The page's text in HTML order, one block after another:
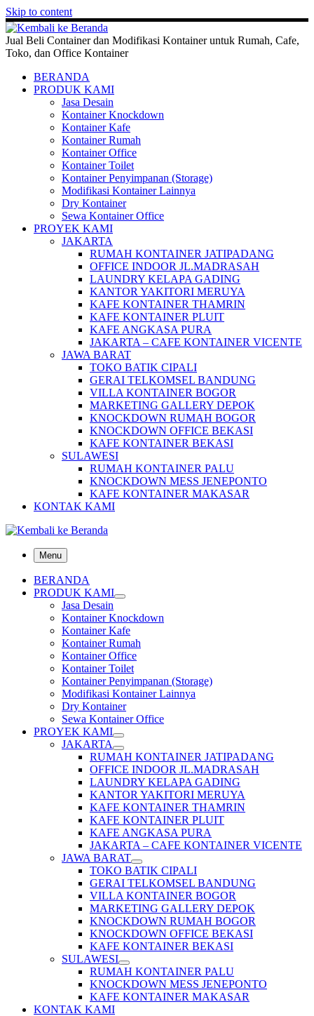
Skip to content
Jual Beli Container dan Modifikasi Kontainer untuk Rumah, Cafe,
Toko, dan Office Kontainer
BERANDA
PRODUK KAMI
Jasa Desain
Kontainer Knockdown
Kontainer Kafe
Kontainer Rumah
Kontainer Office
Kontainer Toilet
Kontainer Penyimpanan (Storage)
Modifikasi Kontainer Lainnya
Dry Kontainer
Sewa Kontainer Office
PROYEK KAMI
JAKARTA
RUMAH KONTAINER JATIPADANG
OFFICE INDOOR JL.MADRASAH
LAUNDRY KELAPA GADING
KANTOR YAKITORI MERUYA
KAFE KONTAINER THAMRIN
KAFE KONTAINER PLUIT
KAFE ANGKASA PURA
JAKARTA – CAFE KONTAINER VICENTE
JAWA BARAT
TOKO BATIK CIPALI
GERAI TELKOMSEL BANDUNG
VILLA KONTAINER BOGOR
MARKETING GALLERY DEPOK
KNOCKDOWN RUMAH BOGOR
KNOCKDOWN OFFICE BEKASI
KAFE KONTAINER BEKASI
SULAWESI
RUMAH KONTAINER PALU
KNOCKDOWN MESS JENEPONTO
KAFE KONTAINER MAKASAR
KONTAK KAMI
Menu
BERANDA
PRODUK KAMI
Jasa Desain
Kontainer Knockdown
Kontainer Kafe
Kontainer Rumah
Kontainer Office
Kontainer Toilet
Kontainer Penyimpanan (Storage)
Modifikasi Kontainer Lainnya
Dry Kontainer
Sewa Kontainer Office
PROYEK KAMI
JAKARTA
RUMAH KONTAINER JATIPADANG
OFFICE INDOOR JL.MADRASAH
LAUNDRY KELAPA GADING
KANTOR YAKITORI MERUYA
KAFE KONTAINER THAMRIN
KAFE KONTAINER PLUIT
KAFE ANGKASA PURA
JAKARTA – CAFE KONTAINER VICENTE
JAWA BARAT
TOKO BATIK CIPALI
GERAI TELKOMSEL BANDUNG
VILLA KONTAINER BOGOR
MARKETING GALLERY DEPOK
KNOCKDOWN RUMAH BOGOR
KNOCKDOWN OFFICE BEKASI
KAFE KONTAINER BEKASI
SULAWESI
RUMAH KONTAINER PALU
KNOCKDOWN MESS JENEPONTO
KAFE KONTAINER MAKASAR
KONTAK KAMI